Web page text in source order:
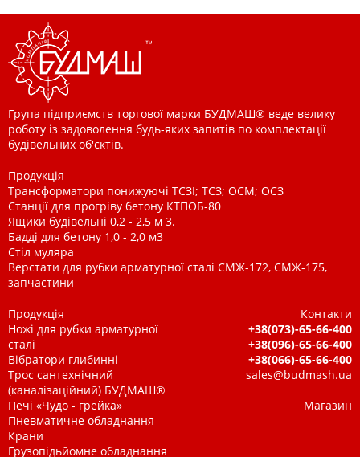
Група підприємств торгової марки БУДМАШ® веде велику
роботу із задоволення будь-яких запитів по комплектації
будівельних об'єктів.
Продукція
Трансформатори понижуючі ТСЗІ; ТСЗ; ОСМ; ОСЗ
Станції для прогріву бетону КТПОБ-80
Ящики будівельні 0,2 - 2,5 м 3.
Бадді для бетону 1,0 - 2,0 м3
Стіл муляра
Верстати для рубки арматурної сталі СМЖ-172, СМЖ-175,
запчастини
Продукція
Ножі для рубки арматурної
сталі
Вібратори глибинні
Трос сантехнічний
(каналізаційний) БУДМАШ®
Печі «Чудо - грейка»
Пневматичне обладнання
Крани
Грузопідьйомне обладнання
Контакти
+38(073)-65-66-400
+38(096)-65-66-400
+38(066)-65-66-400
sales@budmash.ua
Магазин